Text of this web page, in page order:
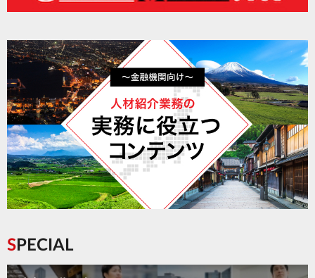
SPECIAL